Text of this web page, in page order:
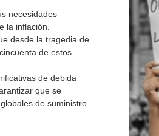
necesidades
la inflación.
desde la tragedia de
de estos
de debida
que se
de suministro